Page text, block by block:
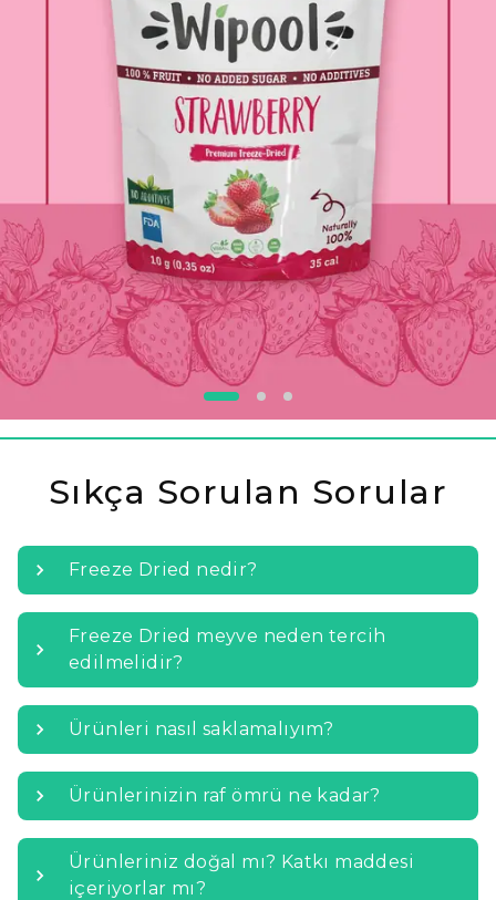
Sıkça Sorulan Sorular
Freeze Dried nedir?
Freeze Dried meyve neden tercih
edilmelidir?
Ürünleri nasıl saklamalıyım?
Ürünlerinizin raf ömrü ne kadar?
Ürünleriniz doğal mı? Katkı maddesi
içeriyorlar mı?